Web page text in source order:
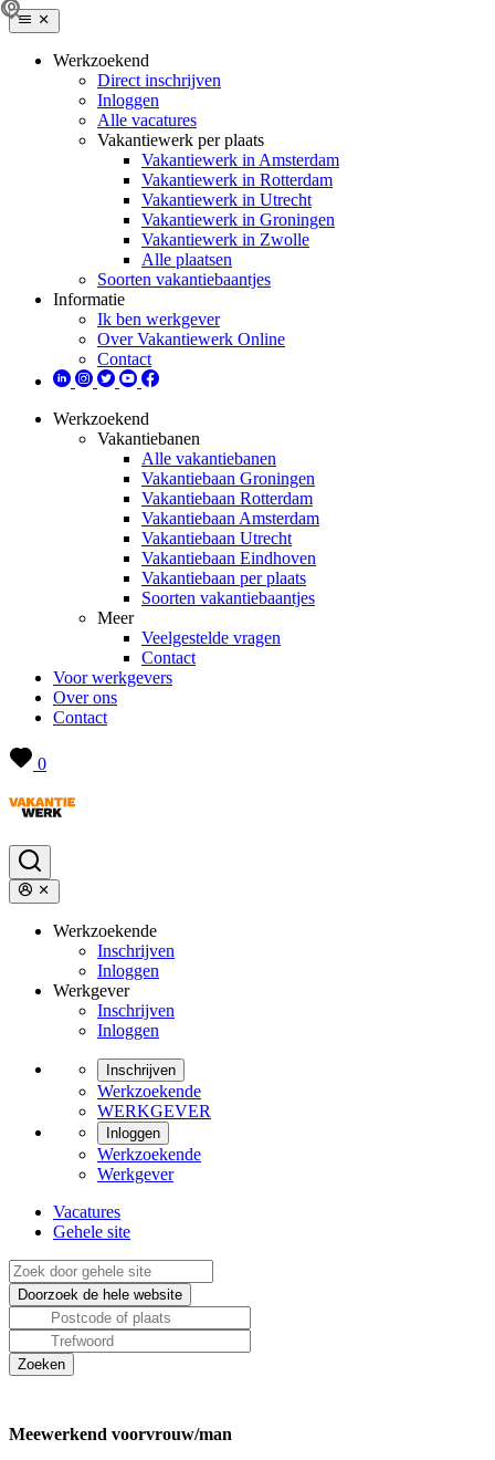
Werkzoekend
Direct inschrijven
Inloggen
Alle vacatures
Vakantiewerk per plaats
Vakantiewerk in Amsterdam
Vakantiewerk in Rotterdam
Vakantiewerk in Utrecht
Vakantiewerk in Groningen
Vakantiewerk in Zwolle
Alle plaatsen
Soorten vakantiebaantjes
Informatie
Ik ben werkgever
Over Vakantiewerk Online
Contact
Werkzoekend
Vakantiebanen
Alle vakantiebanen
Vakantiebaan Groningen
Vakantiebaan Rotterdam
Vakantiebaan Amsterdam
Vakantiebaan Utrecht
Vakantiebaan Eindhoven
Vakantiebaan per plaats
Soorten vakantiebaantjes
Meer
Veelgestelde vragen
Contact
Voor werkgevers
Over ons
Contact
0
Werkzoekende
Inschrijven
Inloggen
Werkgever
Inschrijven
Inloggen
Inschrijven
Werkzoekende
WERKGEVER
Inloggen
Werkzoekende
Werkgever
Vacatures
Gehele site
Meewerkend voorvrouw/man